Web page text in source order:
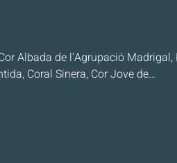
Albada de l’Agrupació Madrigal,
Coral Sinera, Cor Jove de…